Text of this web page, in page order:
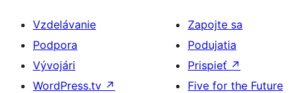
Vzdelávanie
Podpora
Vývojári
WordPress.tv ↗
Zapojte sa
Podujatia
Prispieť ↗
Five for the Future